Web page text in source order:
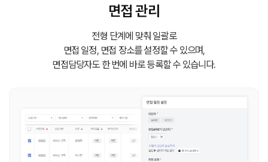
면접 관리
전형 단계에 맞춰 일괄로
면접 일정, 면접 장소를 설정할 수 있으며,
면접담당자도 한 번에 바로 등록할 수 있습니다.